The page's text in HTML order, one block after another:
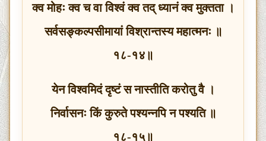
क्व मोहः क्व च वा विश्वं क्व तद् ध्यानं क्व मुक्तता ।
सर्वसङ्कल्पसीमायां विश्रान्तस्य महात्मनः ॥
१८-१४॥
येन विश्वमिदं दृष्टं स नास्तीति करोतु वै ।
निर्वासनः किं कुरुते पश्यन्नपि न पश्यति ॥
१८-१५॥